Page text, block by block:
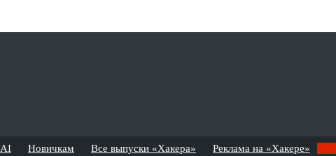
AI Новичкам Все выпуски «Хакера» Реклама на «Хакере»